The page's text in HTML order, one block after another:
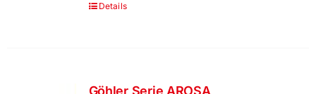
Details